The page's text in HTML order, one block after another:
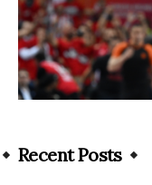
Recent Posts